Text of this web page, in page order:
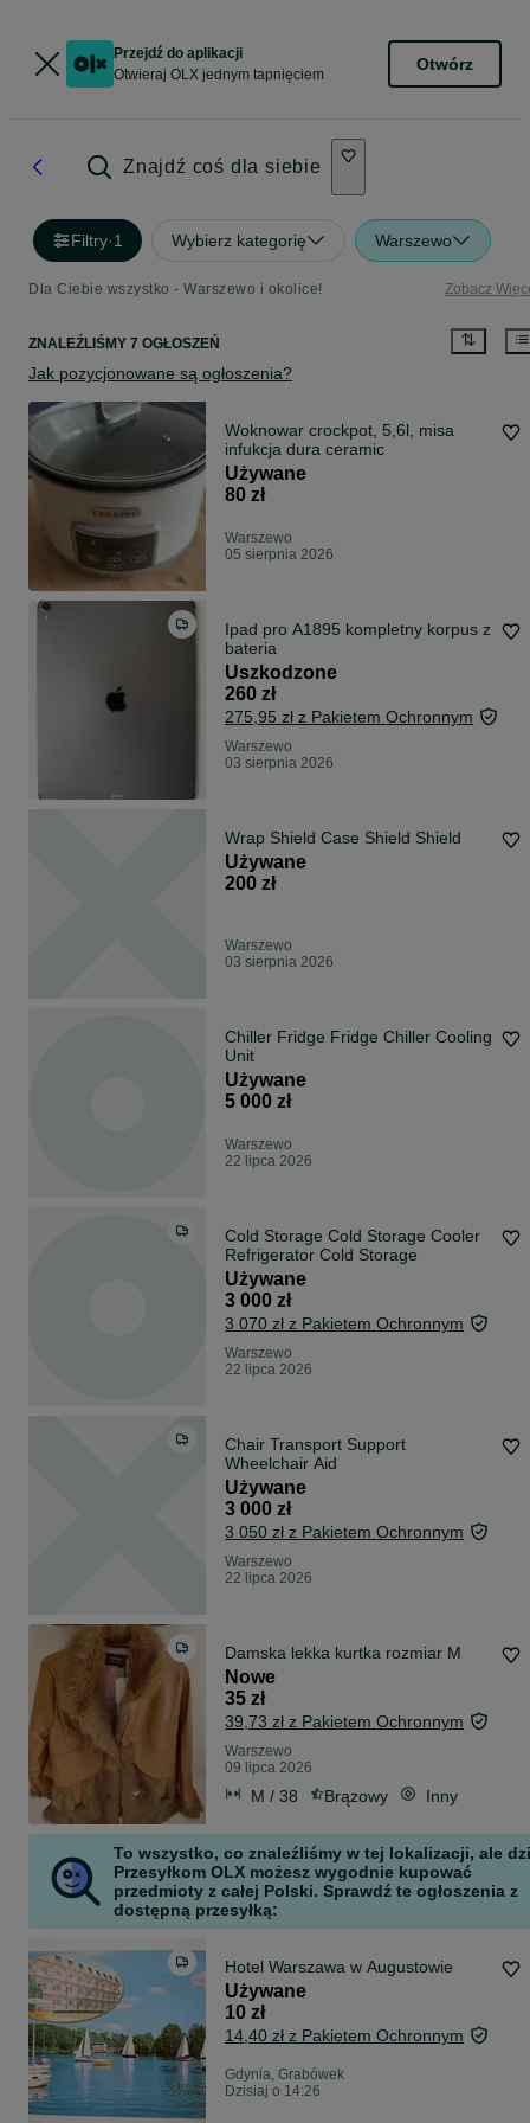
Przejdź do aplikacji
Otwieraj OLX jednym tapnięciem
Otwórz
Znajdź coś dla siebie
Filtry·1 Wybierz kategorię Warszewo
Dla Ciebie wszystko - Warszewo i okolice! Zobacz
ZNALEŹLIŚMY 7 OGŁOSZEŃ
Jak pozycjonowane są ogłoszenia?
Woknowar crockpot, 5,6l, misa
infukcja dura ceramic
Używane
80 zł
Warszewo
05 sierpnia 2026
Ipad pro A1895 kompletny korpus z
bateria
Uszkodzone
260 zł
275,95 zł z Pakietem Ochronnym
Warszewo
03 sierpnia 2026
Wrap Shield Case Shield Shield
Używane
200 zł
Warszewo
03 sierpnia 2026
Chiller Fridge Fridge Chiller Cooling
Unit
Używane
5 000 zł
Warszewo
22 lipca 2026
Cold Storage Cold Storage Cooler
Refrigerator Cold Storage
Używane
3 000 zł
3 070 zł z Pakietem Ochronnym
Warszewo
22 lipca 2026
Chair Transport Support
Wheelchair Aid
Używane
3 000 zł
3 050 zł z Pakietem Ochronnym
Warszewo
22 lipca 2026
Damska lekka kurtka rozmiar M
Nowe
35 zł
39,73 zł z Pakietem Ochronnym
Warszewo
09 lipca 2026
M / 38 Brązowy Inny
To wszystko, co znaleźliśmy w tej lokalizacji, ale
Przesyłkom OLX możesz wygodnie kupować
przedmioty z całej Polski. Sprawdź te ogłoszenia z
dostępną przesyłką:
Hotel Warszawa w Augustowie
Używane
10 zł
14,40 zł z Pakietem Ochronnym
Gdynia, Grabówek
Dzisiaj o 14:26